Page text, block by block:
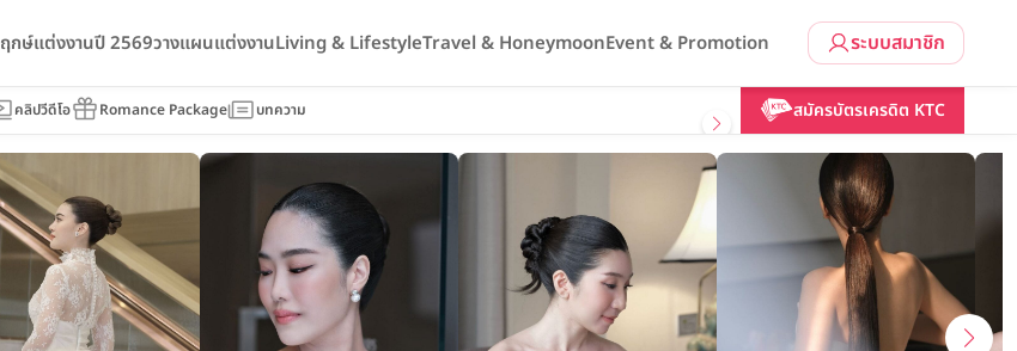
ระบบสมาชิก
ฤกษ์แต่งงานปี 2569วางแผนแต่งงานLiving & LifestyleTravel & HoneymoonEvent & Promotion
คลิปวีดีโอ Romance Package บทความ สมัครบัตรเครดิต KTC
คลิกขอแพ็กเกจ